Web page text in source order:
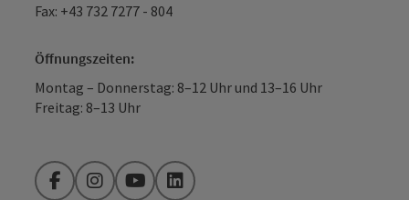
Fax: +43 732 7277 - 804
Öffnungszeiten:
Montag – Donnerstag: 8–12 Uhr und 13–16 Uhr
Freitag: 8–13 Uhr
FacebookInstagramYouTubeLinkedIn